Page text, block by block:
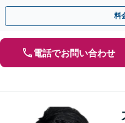
ます。一人で悩まずにご相談を
料
電話でお問い合わせ